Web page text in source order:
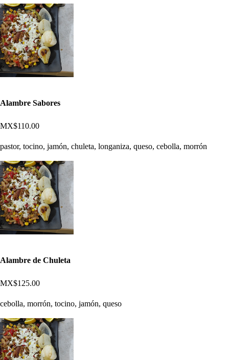
Alambre Sabores
MX$110.00
pastor, tocino, jamón, chuleta, longaniza, queso, cebolla, morrón
Alambre de Chuleta
MX$125.00
cebolla, morrón, tocino, jamón, queso